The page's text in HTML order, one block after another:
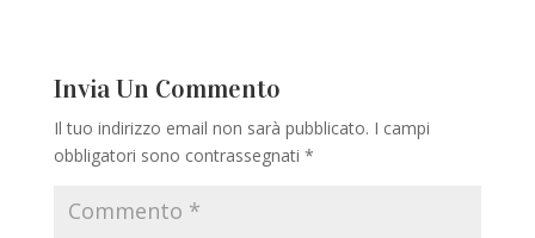
Invia Un Commento
Il tuo indirizzo email non sarà pubblicato. I campi
obbligatori sono contrassegnati *